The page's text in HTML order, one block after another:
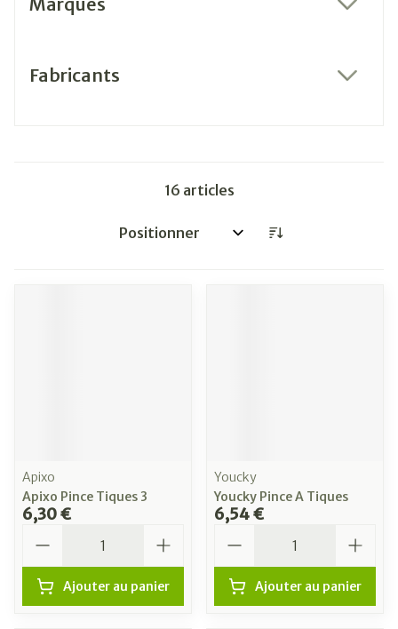
Fabricants
16 articles
Trier par:
Apixo
Apixo Pince Tiques 3
6,30 €
Ajouter au panier
Youcky
Youcky Pince A Tiques
6,54 €
Ajouter au panier